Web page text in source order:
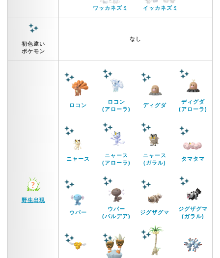
ワッカネズミ イッカネズミ
初色違い
ポケモン
なし
野生出現
ロコン
ロコン
(アローラ)
ディグダ
ディグダ
(アローラ)
ニャース
ニャース
(アローラ)
ニャース
(ガラル)
タマタマ
ウパー
ウパー
(パルデア)
ジグザグマ
ジグザグマ
(ガラル)